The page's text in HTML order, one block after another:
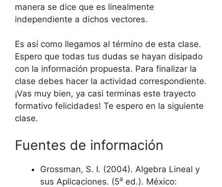
manera se dice que es linealmente
independiente a dichos vectores.
Es así como llegamos al término de esta clase.
Espero que todas tus dudas se hayan disipado
con la información propuesta. Para finalizar la
clase debes hacer la actividad correspondiente.
¡Vas muy bien, ya casi terminas este trayecto
formativo felicidades! Te espero en la siguiente
clase.
Fuentes de información
Grossman, S. I. (2004). Algebra Lineal y
sus Aplicaciones. (5a ed.). México: